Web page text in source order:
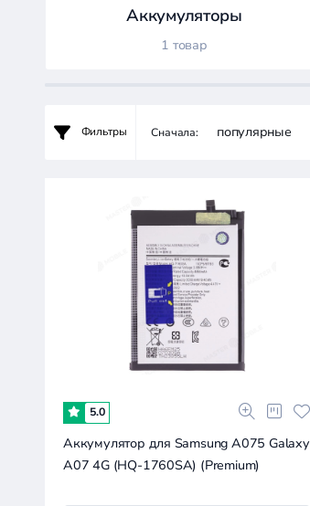
0.4к
0.7к
1.1к
1.8к
Аккумуляторы
1 товар
Фильтры Сначала: популярные
5.0
Аккумулятор для Samsung A075 Galaxy
A07 4G (HQ-1760SA) (Premium)